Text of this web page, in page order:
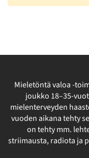
Mieletöntä valoa -
joukko 18–35-
mielenterveyden
vuoden aikana tehty
on tehty mm.
striimausta, radiota ja